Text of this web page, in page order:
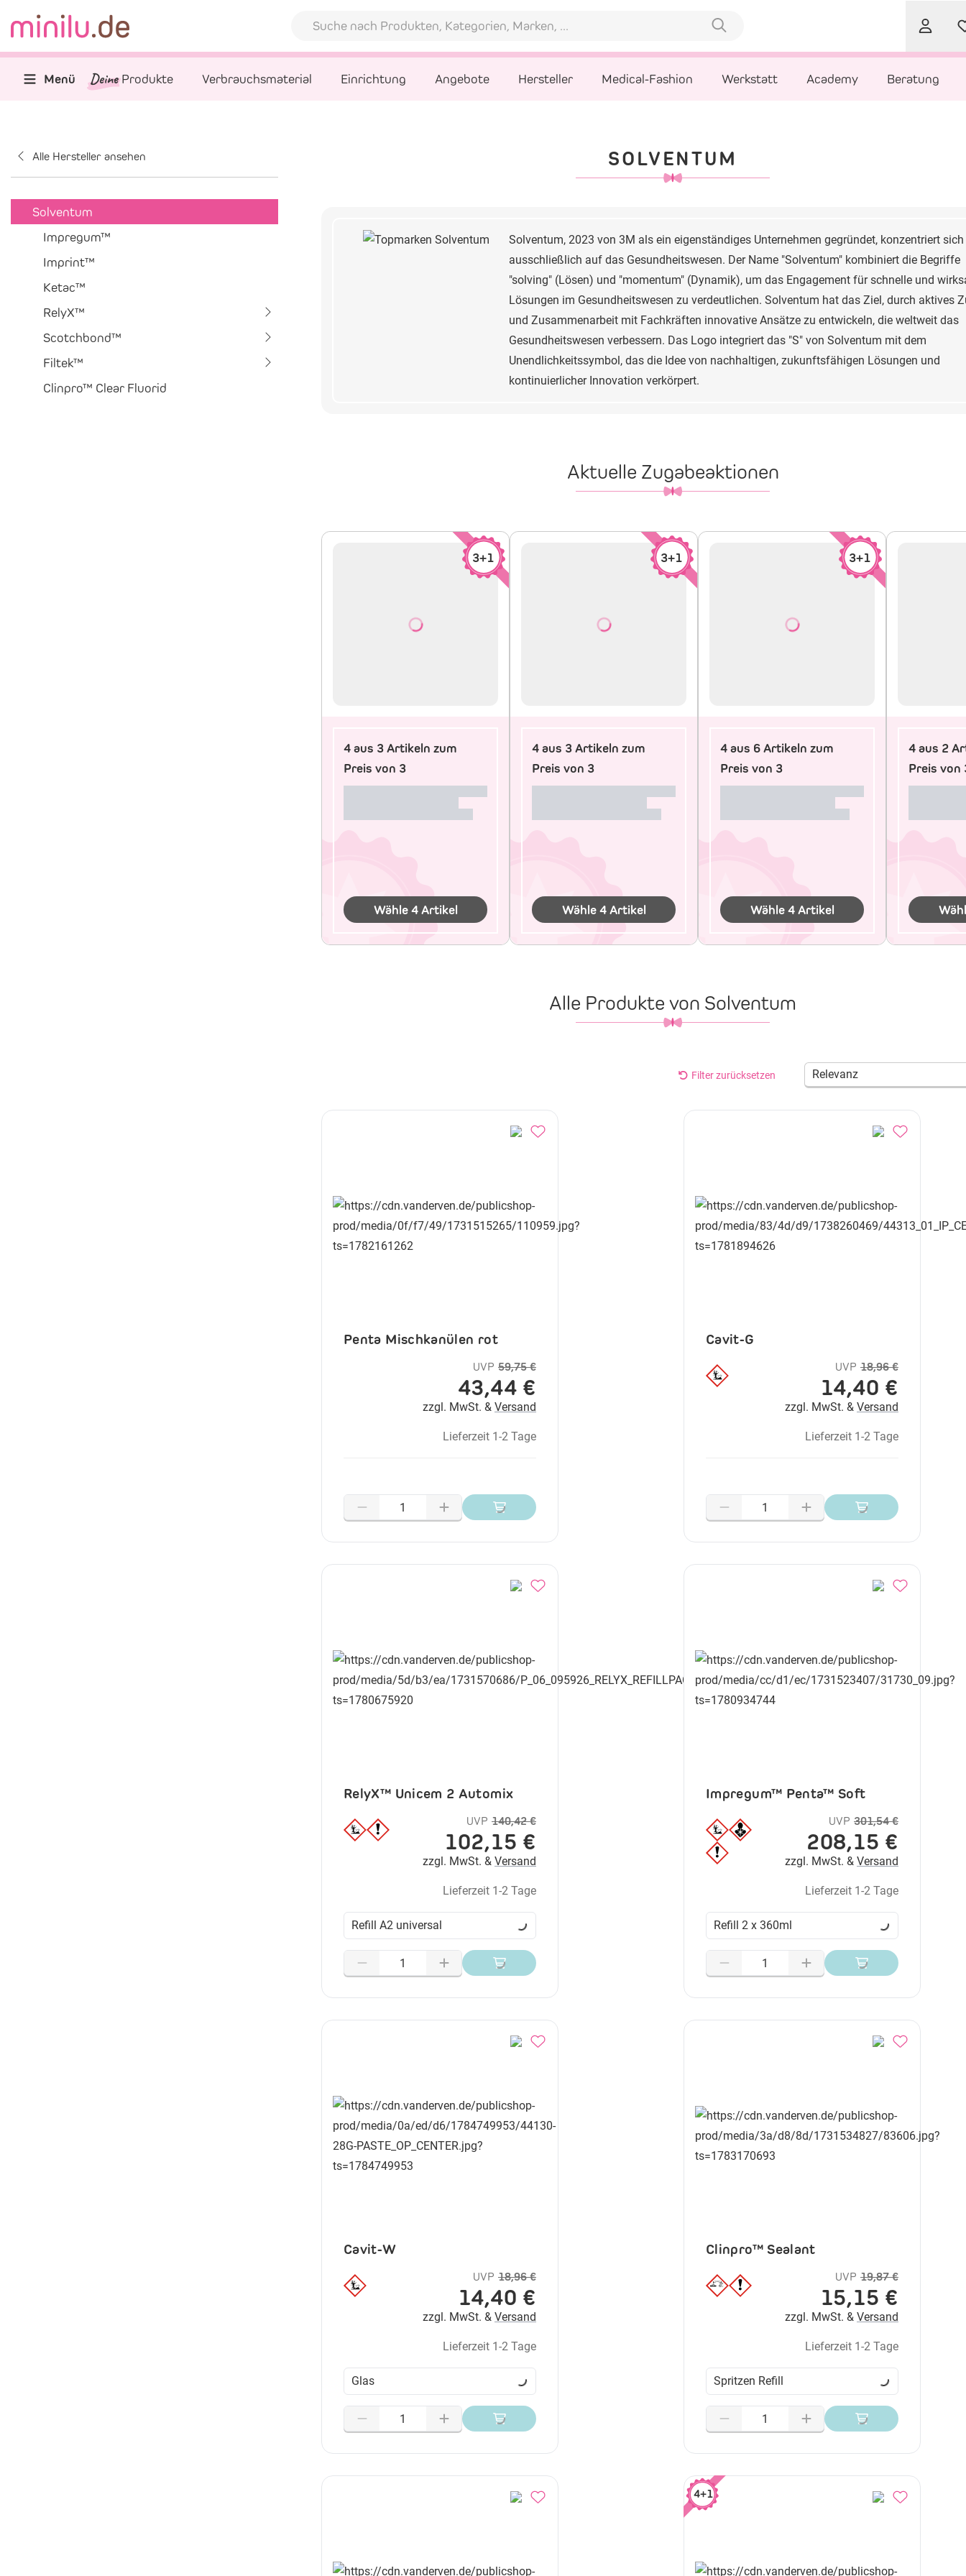
Menü Deine Produkte Verbrauchsmaterial Einrichtung Angebote Hersteller Medical-Fashion Werkstatt Academy Beratung
Alle Hersteller ansehen
Solventum
Impregum™
Imprint™
Ketac™
RelyX™
Scotchbond™
Filtek™
Clinpro™ Clear Fluorid
SOLVENTUM
Solventum, 2023 von 3M als ein eigenständiges Unternehmen gegründet, konzentriert sich
ausschließlich auf das Gesundheitswesen. Der Name "Solventum" kombiniert die Begriffe
"solving" (Lösen) und "momentum" (Dynamik), um das Engagement für schnelle und
Lösungen im Gesundheitswesen zu verdeutlichen. Solventum hat das Ziel, durch aktives
und Zusammenarbeit mit Fachkräften innovative Ansätze zu entwickeln, die weltweit das
Gesundheitswesen verbessern. Das Logo integriert das "S" von Solventum mit dem
Unendlichkeitssymbol, das die Idee von nachhaltigen, zukunftsfähigen Lösungen und
kontinuierlicher Innovation verkörpert.
Aktuelle Zugabeaktionen
3+1
4 aus 3 Artikeln zum
Preis von 3
Wähle 4 Artikel
3+1
4 aus 3 Artikeln zum
Preis von 3
Wähle 4 Artikel
3+1
4 aus 6 Artikeln zum
Preis von 3
Wähle 4 Artikel
4 aus 2
Preis von
Alle Produkte von Solventum
Filter zurücksetzen Relevanz
Penta Mischkanülen rot
UVP 59,75 €
43,44 €
zzgl. MwSt. & Versand
Lieferzeit 1-2 Tage
Cavit-G
UVP 18,96 €
14,40 €
zzgl. MwSt. & Versand
Lieferzeit 1-2 Tage
RelyX™ Unicem 2 Automix
UVP 140,42 €
102,15 €
zzgl. MwSt. & Versand
Lieferzeit 1-2 Tage
Refill A2 universal
Impregum™ Penta™ Soft
UVP 301,54 €
208,15 €
zzgl. MwSt. & Versand
Lieferzeit 1-2 Tage
Refill 2 x 360ml
Cavit-W
UVP 18,96 €
14,40 €
zzgl. MwSt. & Versand
Lieferzeit 1-2 Tage
Glas
Clinpro™ Sealant
UVP 19,87 €
15,15 €
zzgl. MwSt. & Versand
Lieferzeit 1-2 Tage
Spritzen Refill
4+1